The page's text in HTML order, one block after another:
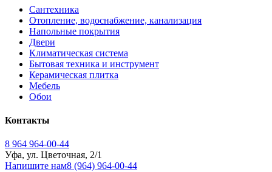
Сантехника
Отопление, водоснабжение, канализация
Напольные покрытия
Двери
Климатическая система
Бытовая техника и инструмент
Керамическая плитка
Мебель
Обои
Контакты
8 964 964-00-44
Уфа, ул. Цветочная, 2/1
Напишите нам8 (964) 964-00-44